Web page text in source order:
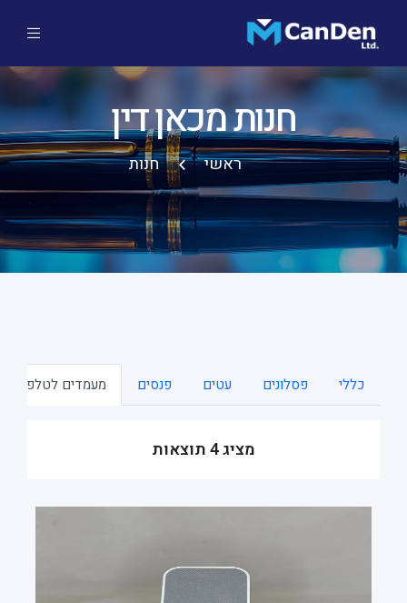
חנות מכאן דין
ראשי חנות
כללי פסלונים עטים פנסים מעמדים לטלפונים
מציג 4 תוצאות